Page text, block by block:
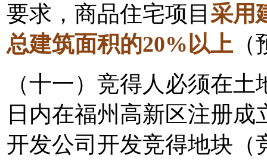
要求，商品住宅项目 采用
总建筑面积的20%以上
（十一）竞得人必须在
日内在福州高新区注册
开发公司开发竞得地块（